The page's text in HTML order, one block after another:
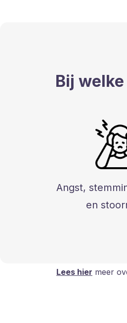
Bij welke
Angst,
en
Lees hier meer